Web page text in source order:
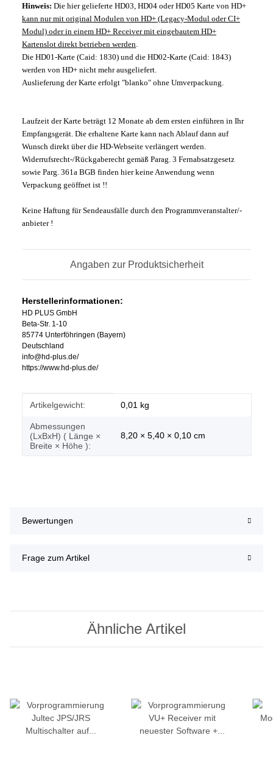
Hinweis: Die hier gelieferte HD03, HD04 oder HD05 Karte von HD+
kann nur mit original Modulen von HD+ (Legacy-Modul oder CI+
Modul) oder in einem HD+ Receiver mit eingebautem HD+
Kartenslot direkt betrieben werden.
Die HD01-Karte (Caid: 1830) und die HD02-Karte (Caid: 1843)
werden von HD+ nicht mehr ausgeliefert.
Auslieferung der Karte erfolgt "blanko" ohne Umverpackung.
Laufzeit der Karte beträgt 12 Monate ab dem ersten einführen in Ihr
Empfangsgerät. Die erhaltene Karte kann nach Ablauf dann auf
Wunsch direkt über die HD-Webseite verlängert werden.
Widerrufsrecht-/Rückgaberecht gemäß Parag. 3 Fernabsatzgesetz
sowie Parg. 361a BGB finden hier keine Anwendung wenn
Verpackung geöffnet ist !!
Keine Haftung für Sendeausfälle durch den Programmveranstalter/-
anbieter !
Angaben zur Produktsicherheit
Herstellerinformationen:
HD PLUS GmbH
Beta-Str. 1-10
85774 Unterföhringen (Bayern)
Deutschland
info@hd-plus.de/
https://www.hd-plus.de/
Produkteigenschaft
Wert
Artikelgewicht: 0,01 kg
Abmessungen
(LxBxH) ( Länge ×
Breite × Höhe ):
8,20 × 5,40 × 0,10 cm
Bewertungen
Frage zum Artikel
Ähnliche Artikel